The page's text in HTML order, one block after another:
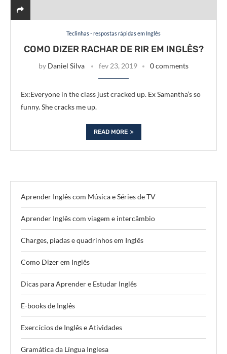
Teclinhas - respostas rápidas em Inglês
COMO DIZER RACHAR DE RIR EM INGLÊS?
by Daniel Silva fev 23, 2019 0 comments
Ex:Everyone in the class just cracked up. Ex Samantha’s so
funny. She cracks me up.
READ MORE
Aprender Inglês com Música e Séries de TV
Aprender Inglês com viagem e intercâmbio
Charges, piadas e quadrinhos em Inglês
Como Dizer em Inglês
Dicas para Aprender e Estudar Inglês
E-books de Inglês
Exercícios de Inglês e Atividades
Gramática da Língua Inglesa